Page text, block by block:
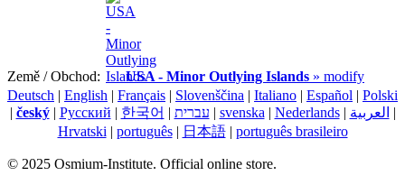
Země / Obchod: USA - Minor Outlying Islands » modify
Deutsch | English | Français | Slovenščina | Italiano | Español | Polski
| český| Pусский | 한국어 | עברית | svenska | Nederlands| العربية |
Hrvatski | português| 日本語| português brasileiro
© 2025 Osmium-Institute. Official online store.